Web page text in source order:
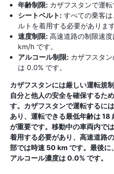
年齢制限: カザフスタンで運転
シートベルト: すべての乗客
ルトを着用する必要があります
速度制限: 高速道路の制限速
km/h です。
アルコール制限: カザフスタ
は 0.0% です。
カザフスタンには厳しい運転規
自分と他人の安全を確保するた
す。カザフスタンで運転するに
あり、運転できる最低年齢は 18
が重要です。移動中の車両内で
着用する必要があり、高速道路
部では時速 50 km です。最後に
アルコール濃度は 0.0% です。